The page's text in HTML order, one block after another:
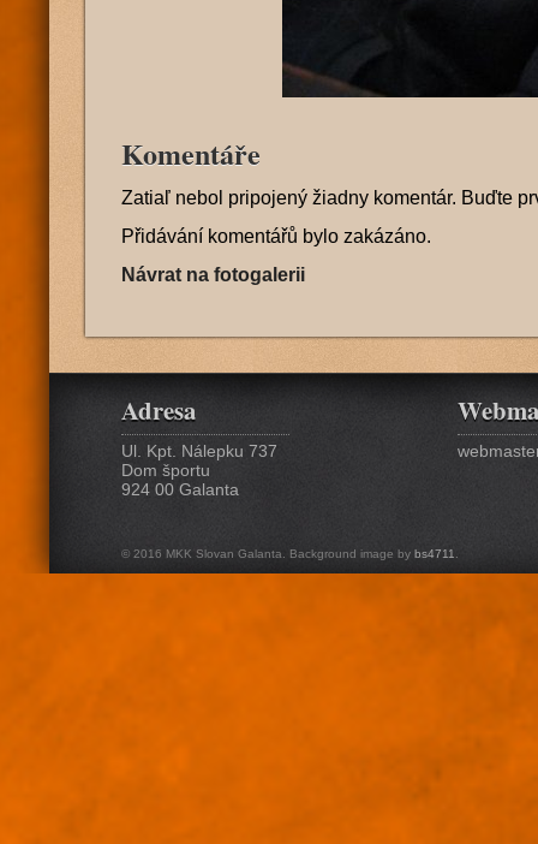
Komentáře
Zatiaľ nebol pripojený žiadny komentár. Buďte
Přidávání komentářů bylo zakázáno.
Návrat na fotogalerii
Adresa
Ul. Kpt. Nálepku 737
Dom športu
924 00 Galanta
© 2016 MKK Slovan Galanta. Background image by bs4711